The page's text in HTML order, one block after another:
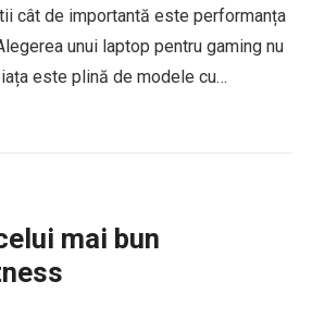
cât de importantă este performanța
unui laptop pentru gaming nu
este plină de modele cu
mai bun